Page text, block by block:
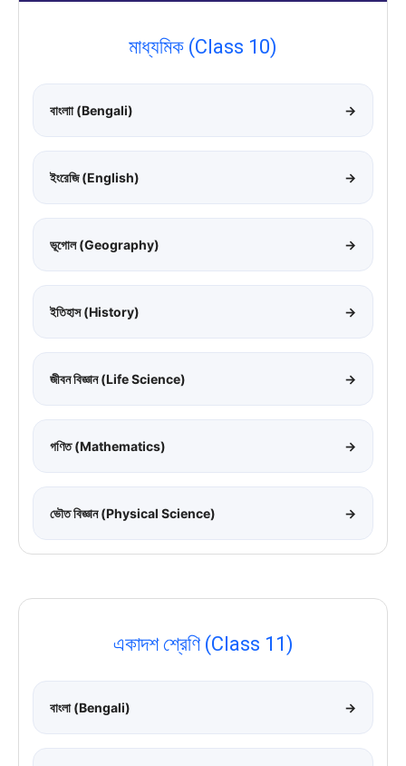
মাধ্যমিক (Class 10)
বাংলাা (Bengali) →
ইংরেজি (English) →
ভূগোল (Geography) →
ইতিহাস (History) →
জীবন বিজ্ঞান (Life Science) →
গণিত (Mathematics) →
ভৌত বিজ্ঞান (Physical Science) →
একাদশ শ্রেণি (Class 11)
বাংলা (Bengali) →